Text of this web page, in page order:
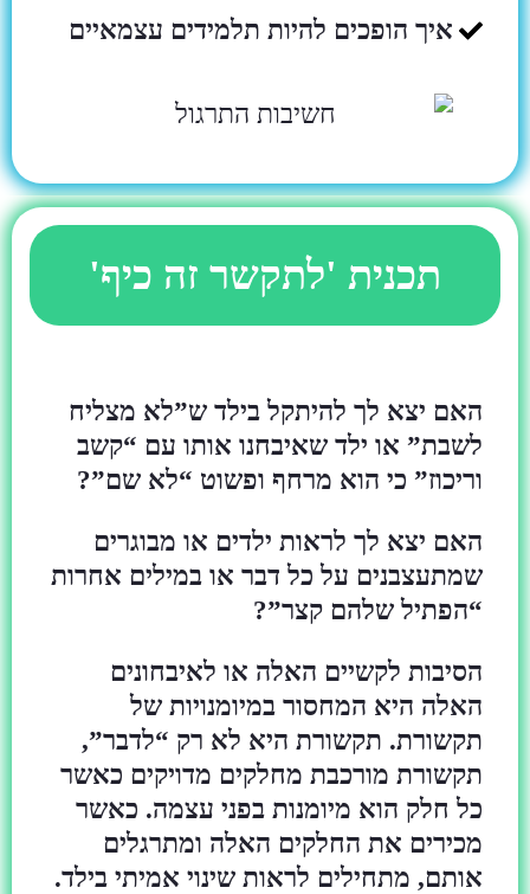
איך הופכים להיות תלמידים עצמאיים
תכנית 'לתקשר זה כיף'
האם יצא לך להיתקל בילד ש”לא מצליח
לשבת” או ילד שאיבחנו אותו עם “קשב
וריכוז” כי הוא מרחף ופשוט “לא שם”?
האם יצא לך לראות ילדים או מבוגרים
שמתעצבנים על כל דבר או במילים אחרות
“הפתיל שלהם קצר”?
הסיבות לקשיים האלה או לאיבחונים
האלה היא המחסור במיומנויות של
תקשורת. תקשורת היא לא רק “לדבר”,
תקשורת מורכבת מחלקים מדויקים כאשר
כל חלק הוא מיומנות בפני עצמה. כאשר
מכירים את החלקים האלה ומתרגלים
אותם, מתחילים לראות שינוי אמיתי בילד.